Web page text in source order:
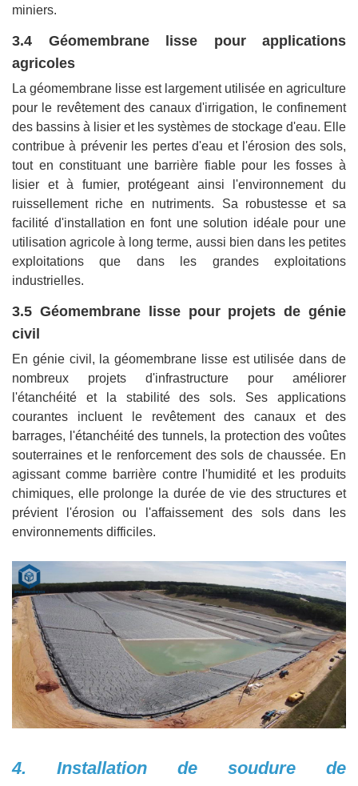
miniers.
3.4 Géomembrane lisse pour applications
agricoles
La géomembrane lisse est largement utilisée en agriculture
pour le revêtement des canaux d'irrigation, le confinement
des bassins à lisier et les systèmes de stockage d'eau. Elle
contribue à prévenir les pertes d'eau et l'érosion des sols,
tout en constituant une barrière fiable pour les fosses à
lisier et à fumier, protégeant ainsi l'environnement du
ruissellement riche en nutriments. Sa robustesse et sa
facilité d'installation en font une solution idéale pour une
utilisation agricole à long terme, aussi bien dans les petites
exploitations que dans les grandes exploitations
industrielles.
3.5 Géomembrane lisse pour projets de génie
civil
En génie civil, la géomembrane lisse est utilisée dans de
nombreux projets d'infrastructure pour améliorer
l'étanchéité et la stabilité des sols. Ses applications
courantes incluent le revêtement des canaux et des
barrages, l'étanchéité des tunnels, la protection des voûtes
souterraines et le renforcement des sols de chaussée. En
agissant comme barrière contre l'humidité et les produits
chimiques, elle prolonge la durée de vie des structures et
prévient l'érosion ou l'affaissement des sols dans les
environnements difficiles.
4. Installation de soudure de